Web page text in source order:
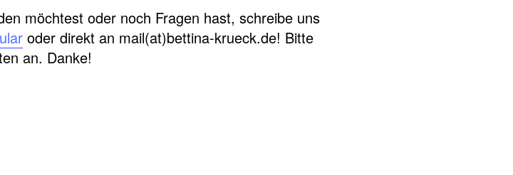
möchtest oder noch Fragen hast, schreibe uns
oder direkt an mail(at)bettina-krueck.de! Bitte
an. Danke!